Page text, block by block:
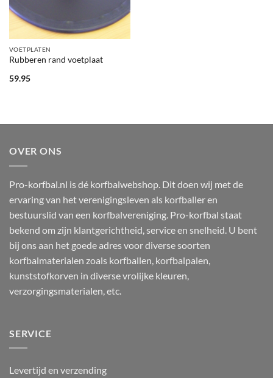
VOETPLATEN
Rubberen rand voetplaat
59.95
OVER ONS
Pro-korfbal.nl is dé korfbalwebshop. Dit doen wij met de
ervaring van het verenigingsleven als korfballer en
bestuurslid van een korfbalvereniging. Pro-korfbal staat
bekend om zijn klantgerichtheid, service en snelheid. U bent
bij ons aan het goede adres voor diverse soorten
korfbalmaterialen zoals korfballen, korfbalpalen,
kunststofkorven in diverse vrolijke kleuren,
verzorgingsmaterialen, etc.
SERVICE
Levertijd en verzending